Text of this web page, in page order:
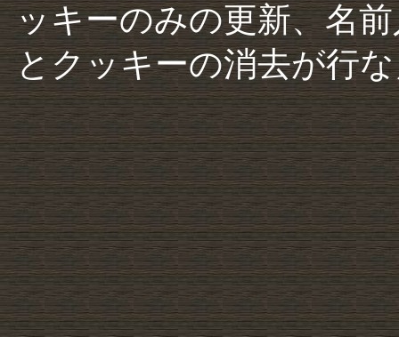
ッキーのみの更新、名
とクッキーの消去が行